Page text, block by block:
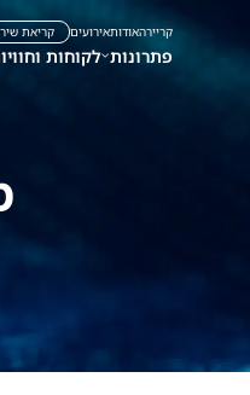
קריירהאודותאירועים קריאת
פתרונות לקוחות